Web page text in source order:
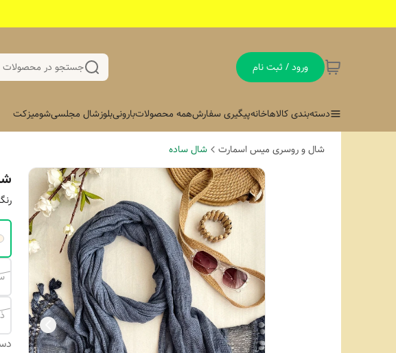
ورود / ثبت نام جستجو در محصولات
دسته‌بندی کالاهاخانهپیگیری سفارشهمه محصولاتبارونیبلوزشال مجلسیشومیزکت
شال و روسری میس اسمارت شال ساده